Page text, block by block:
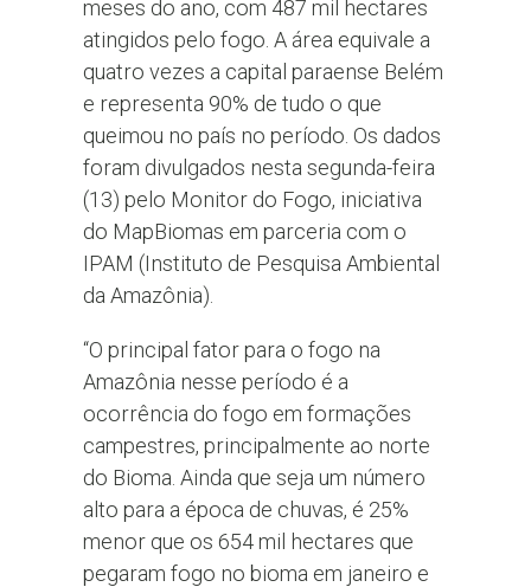
meses do ano, com 487 mil hectares
atingidos pelo fogo. A área equivale a
quatro vezes a capital paraense Belém
e representa 90% de tudo o que
queimou no país no período. Os dados
foram divulgados nesta segunda-feira
(13) pelo Monitor do Fogo, iniciativa
do MapBiomas em parceria com o
IPAM (Instituto de Pesquisa Ambiental
da Amazônia).
“O principal fator para o fogo na
Amazônia nesse período é a
ocorrência do fogo em formações
campestres, principalmente ao norte
do Bioma. Ainda que seja um número
alto para a época de chuvas, é 25%
menor que os 654 mil hectares que
pegaram fogo no bioma em janeiro e